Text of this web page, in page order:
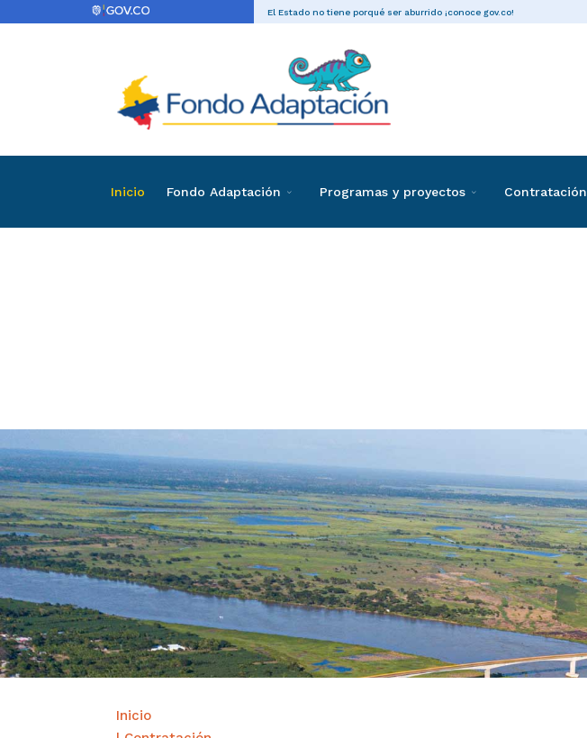
El Estado no tiene porqué ser aburrido ¡conoce gov.co!
Inicio Fondo Adaptación Programas y proyectos Contratación
Directas
Inicio